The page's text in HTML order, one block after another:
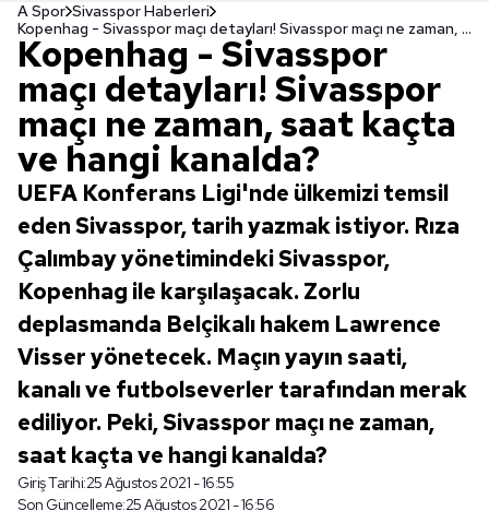
A Spor Sivasspor Haberleri
Kopenhag - Sivasspor maçı detayları! Sivasspor maçı ne zaman, saat kaçta ve hangi kanalda?
Kopenhag - Sivasspor
maçı detayları! Sivasspor
maçı ne zaman, saat kaçta
ve hangi kanalda?
UEFA Konferans Ligi'nde ülkemizi temsil
eden Sivasspor, tarih yazmak istiyor. Rıza
Çalımbay yönetimindeki Sivasspor,
Kopenhag ile karşılaşacak. Zorlu
deplasmanda Belçikalı hakem Lawrence
Visser yönetecek. Maçın yayın saati,
kanalı ve futbolseverler tarafından merak
ediliyor. Peki, Sivasspor maçı ne zaman,
saat kaçta ve hangi kanalda?
Giriş Tarihi:25 Ağustos 2021 - 16:55
Son Güncelleme:25 Ağustos 2021 - 16:56